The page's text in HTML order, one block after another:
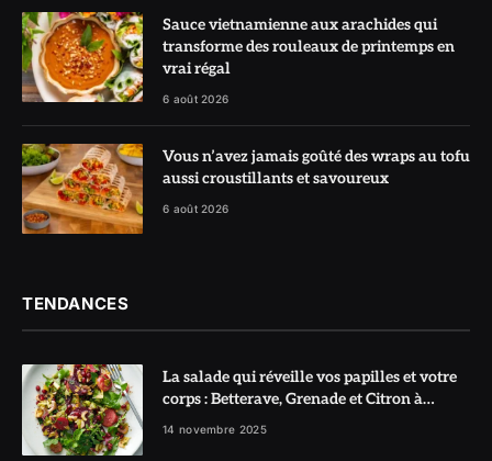
Sauce vietnamienne aux arachides qui
transforme des rouleaux de printemps en
vrai régal
6 août 2026
Vous n’avez jamais goûté des wraps au tofu
aussi croustillants et savoureux
6 août 2026
TENDANCES
La salade qui réveille vos papilles et votre
corps : Betterave, Grenade et Citron à
l’honneur
14 novembre 2025